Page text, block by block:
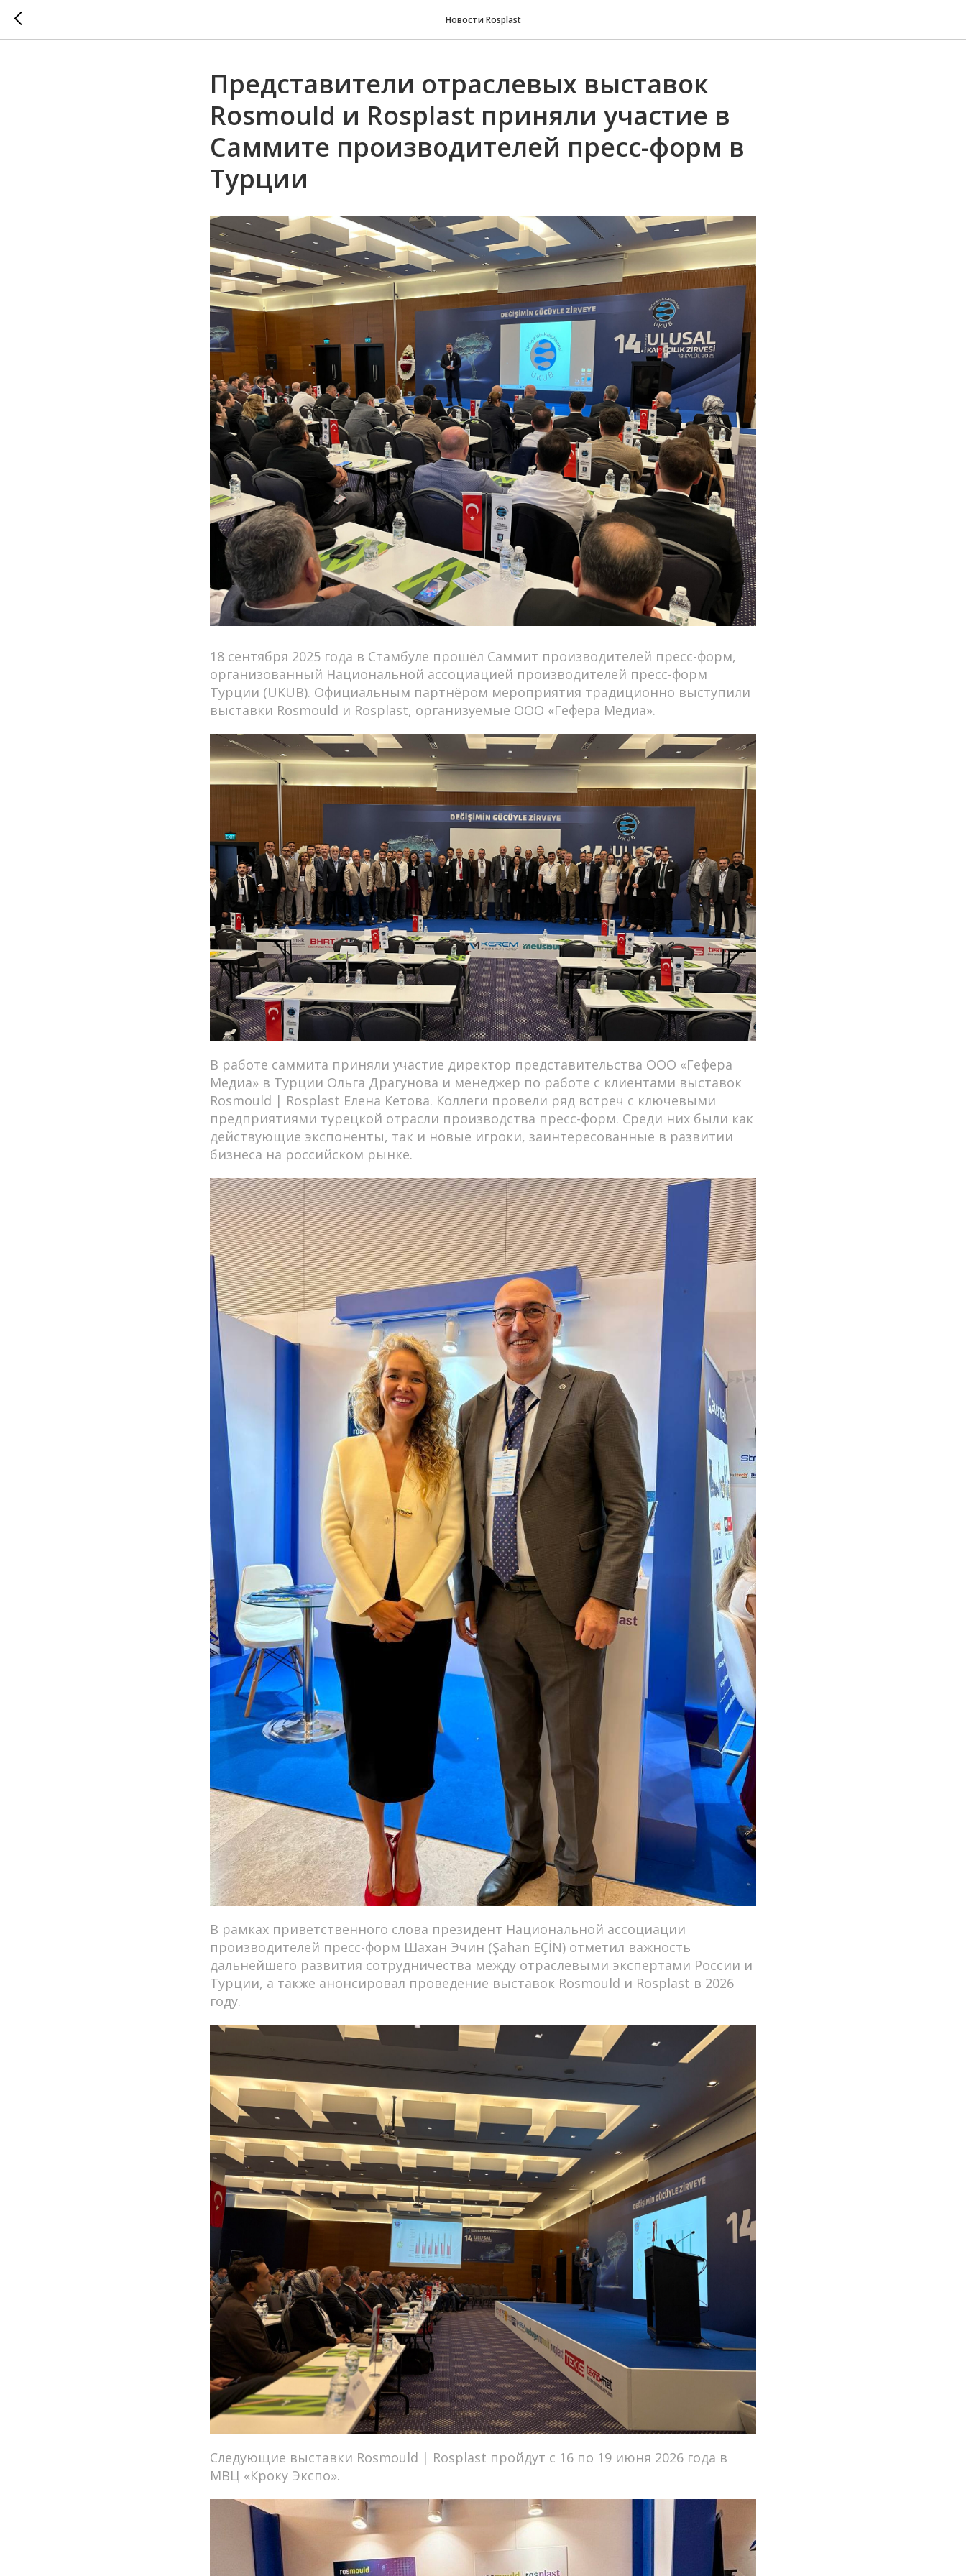
Новости Rosplast
Представители отраслевых выставок
Rosmould и Rosplast приняли участие в
Саммите производителей пресс-форм в
Турции
18 сентября 2025 года в Стамбуле прошёл Саммит производителей пресс-форм,
организованный Национальной ассоциацией производителей пресс-форм
Турции (UKUB). Официальным партнёром мероприятия традиционно выступили
выставки Rosmould и Rosplast, организуемые ООО «Гефера Медиа».
В работе саммита приняли участие директор представительства ООО «Гефера
Медиа» в Турции Ольга Драгунова и менеджер по работе с клиентами выставок
Rosmould | Rosplast Елена Кетова. Коллеги провели ряд встреч с ключевыми
предприятиями турецкой отрасли производства пресс-форм. Среди них были как
действующие экспоненты, так и новые игроки, заинтересованные в развитии
бизнеса на российском рынке.
В рамках приветственного слова президент Национальной ассоциации
производителей пресс-форм Шахан Эчин (Şahan EÇİN) отметил важность
дальнейшего развития сотрудничества между отраслевыми экспертами России и
Турции, а также анонсировал проведение выставок Rosmould и Rosplast в 2026
году.
Следующие выставки Rosmould | Rosplast пройдут с 16 по 19 июня 2026 года в
МВЦ «Кроку Экспо».